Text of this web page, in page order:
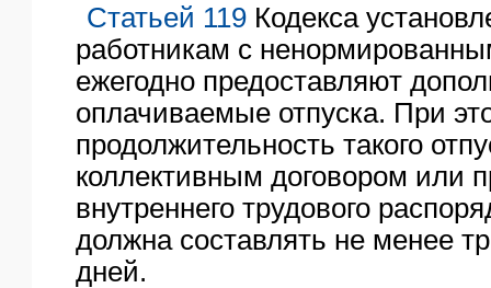
Статьей 119 Кодекса
работникам с
ежегодно предоставляют
оплачиваемые отпуска. При
продолжительность такого
коллективным договором или
внутреннего трудового
должна составлять не менее
дней.